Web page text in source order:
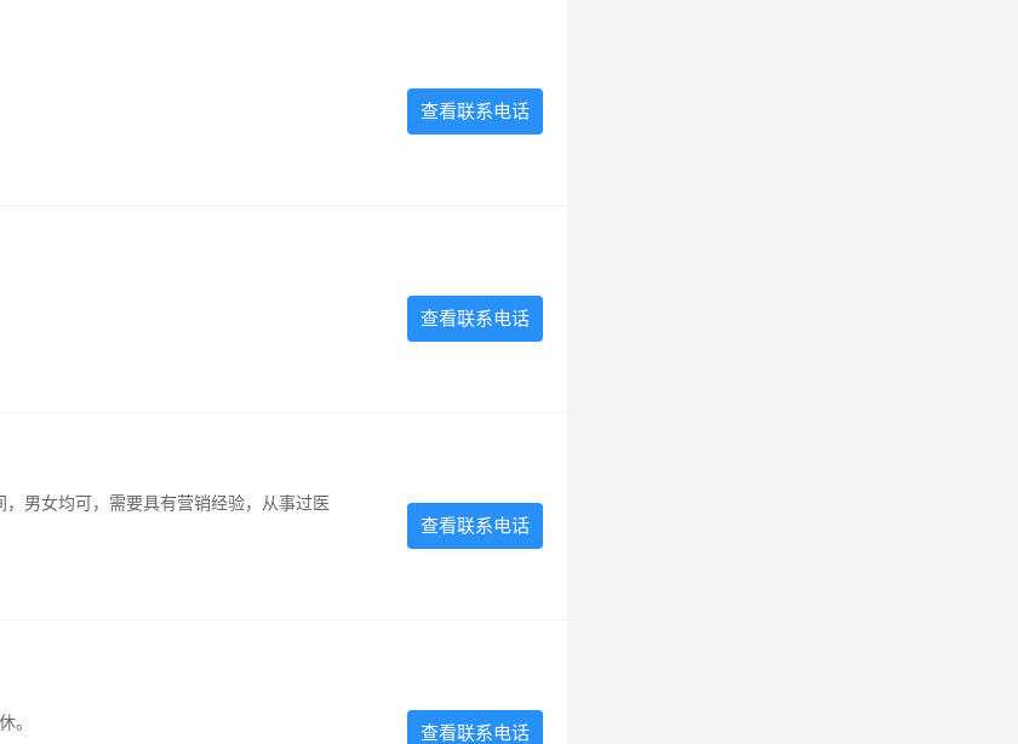
查看联系电话
查看联系电话
男女均可，需要具有营销经验，从事过医
查看联系电话
。 查看联系电话